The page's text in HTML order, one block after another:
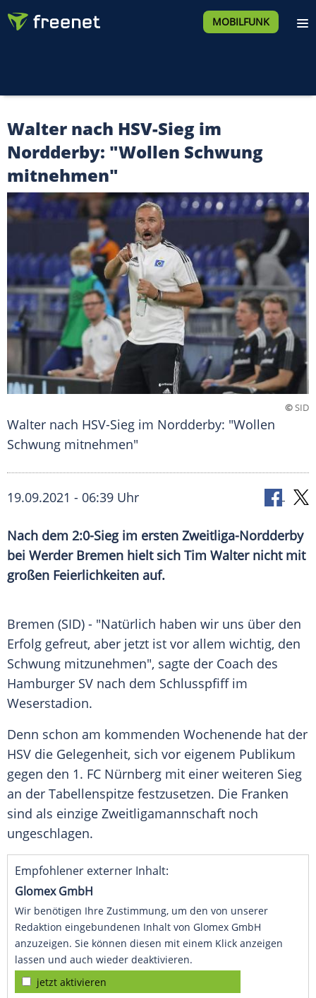
MOBILFUNK
Walter nach HSV-Sieg im
Nordderby: "Wollen Schwung
mitnehmen"
©SID
Walter nach HSV-Sieg im Nordderby: "Wollen
Schwung mitnehmen"
19.09.2021 - 06:39 Uhr
Nach dem 2:0-Sieg im ersten Zweitliga-Nordderby
bei Werder Bremen hielt sich Tim Walternicht mit
großen Feierlichkeiten auf.
Bremen (SID) - "Natürlich haben wir uns über den
Erfolg gefreut, aber jetzt ist vor allem wichtig, den
Schwung mitzunehmen", sagte der Coach des
Hamburger SV nach dem Schlusspfiffim
Weserstadion.
Denn schon am kommenden Wochenende hat der
HSV die Gelegenheit, sich vor eigenem Publikum
gegen den 1. FC Nürnberg mit einer weiteren Sieg
an der Tabellenspitze festzusetzen. Die Franken
sind als einzige Zweitligamannschaft noch
ungeschlagen.
Empfohlener externer Inhalt:
Glomex GmbH
Wir benötigen Ihre Zustimmung, um den von unserer
Redaktion eingebundenen Inhalt von Glomex GmbH
anzuzeigen. Sie können diesen mit einem Klick anzeigen
lassen und auch wieder deaktivieren.
jetzt aktivieren